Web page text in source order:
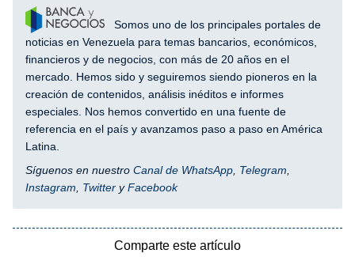
Somos uno de los principales portales de
noticias en Venezuela para temas bancarios, económicos,
financieros y de negocios, con más de 20 años en el
mercado. Hemos sido y seguiremos siendo pioneros en la
creación de contenidos, análisis inéditos e informes
especiales. Nos hemos convertido en una fuente de
referencia en el país y avanzamos paso a paso en América
Latina.
Síguenos en nuestro Canal de WhatsApp Telegram
Instagram
Twitter yFacebook
Comparte este artículo